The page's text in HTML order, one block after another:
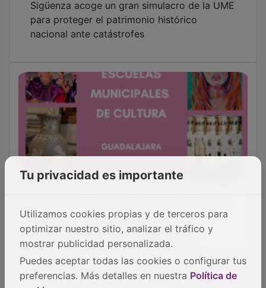
para proteger el patrimonio histórico
nacional ante catástrofes
Guadalajara para el curso 2026/2027
OTRAS NOTICIAS
Tu privacidad es importante
Utilizamos cookies propias y de terceros para
optimizar nuestro sitio, analizar el tráfico y
mostrar publicidad personalizada.
Puedes aceptar todas las cookies o configurar tus
preferencias. Más detalles en nuestra Política de